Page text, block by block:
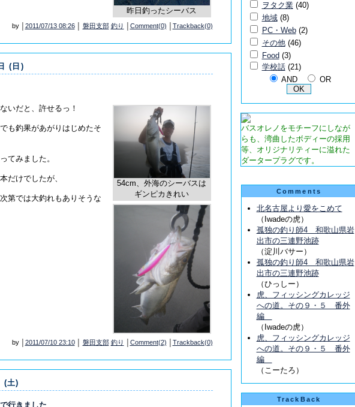
昨日釣ったシーバス
by │ 2011/07/13 08:26│ 磐田支部 釣り Comment(0) Trackback(0)
(日)
54cm、外海のシーバスは
ギンピカきれい
いだと、許せるっ！
も釣果があがりはじめたそ
てみました。
だけでしたが、
第では大釣れもありそうな
by │ 2011/07/10 23:10│ 磐田支部 釣り Comment(2) Trackback(0)
(土)
行きました
ヲタク業(40)
地域(8)
PC・Web(2)
その他(46)
Food (3)
学校話(21)
AND
OR
バスオレノをモチーフにしなが
らも、湾曲したボディーの採用
等、オリジナリティーに溢れた
ダータープラグです。
Comments
北名古屋より愛をこめて
（Iwadeの虎）
孤独の釣り師4 和歌山県岩
出市の三連野池跡
（淀川バサー）
孤独の釣り師4 和歌山県岩
出市の三連野池跡
（ひっしー）
虎、フィッシングカレッジ
への道。その９・５ 番外
編
（Iwadeの虎）
虎、フィッシングカレッジ
への道。その９・５ 番外
編
（こーたろ）
TrackBack